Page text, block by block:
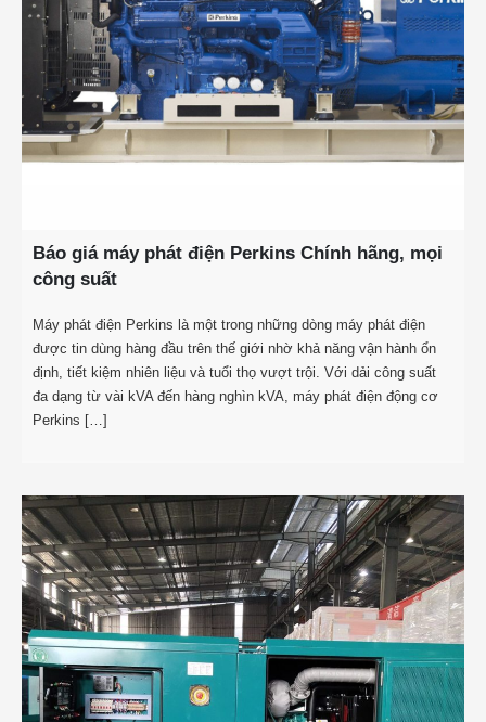
Báo giá máy phát điện Perkins Chính hãng, mọi
công suất
Máy phát điện Perkins là một trong những dòng máy phát điện
được tin dùng hàng đầu trên thế giới nhờ khả năng vận hành ổn
định, tiết kiệm nhiên liệu và tuổi thọ vượt trội. Với dải công suất
đa dạng từ vài kVA đến hàng nghìn kVA, máy phát điện động cơ
Perkins […]